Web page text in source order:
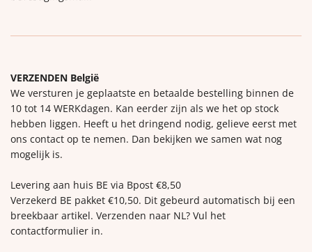
VERZENDEN België
We versturen je geplaatste en betaalde bestelling binnen de
10 tot 14 WERKdagen. Kan eerder zijn als we het op stock
hebben liggen. Heeft u het dringend nodig, gelieve eerst met
ons contact op te nemen. Dan bekijken we samen wat nog
mogelijk is.
Levering aan huis BE via Bpost €8,50
Verzekerd BE pakket €10,50. Dit gebeurd automatisch bij een
breekbaar artikel. Verzenden naar NL? Vul het
contactformulier in.